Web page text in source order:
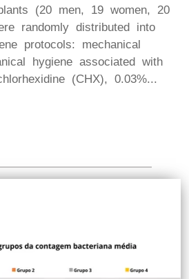
(20 men, 19 women, 20
randomly distributed into
protocols: mechanical
hygiene associated with
(CHX), 0.03%...